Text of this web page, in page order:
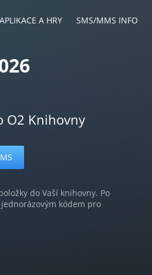
APLIKACE A HRY SMS/MMS INFO
O2 Knihovny
do Vaší knihovny. Po
kódem pro